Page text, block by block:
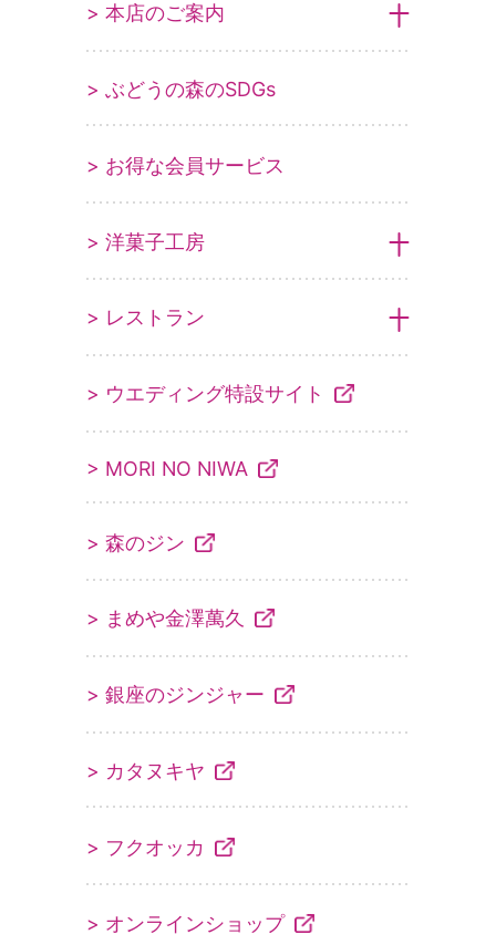
> 本店のご案内
> ぶどうの森のSDGs
> お得な会員サービス
> 洋菓子工房
> レストラン
> ウエディング特設サイト
> MORI NO NIWA
> 森のジン
> まめや金澤萬久
> 銀座のジンジャー
> カタヌキヤ
> フクオッカ
> オンラインショップ